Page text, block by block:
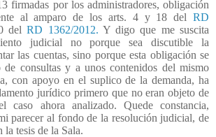
firmadas por los administradores, obligación
al amparo de los arts. 4 y 18 del RD
delRD 1362/2012. Y digo que me suscita
judicial no porque sea discutible la
las cuentas, sino porque esta obligación se
consultas y a unos contenidos del mismo
con apoyo en el suplico de la demanda, ha
jurídico primero que no eran objeto de
caso ahora analizado. Quede constancia,
parecer al fondo de la resolución judicial, de
la tesis de la Sala.